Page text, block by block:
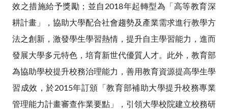
效之措施給予獎勵；並自2018年起轉型為「高等教育深
耕計畫」，協助大學配合社會趨勢及產業需求進行教學方
法之創新，激發學生學習熱情，提升自主學習能力，進而
發展大學多元特色，培育新世代優質人才。此外，教育部
為協助學校提升校務治理能力，善用教育資源提高學生學
習成效，於2015年訂頒「教育部補助大學提升校務專業
管理能力計畫審查作業要點」，引領大學校院建立校務研